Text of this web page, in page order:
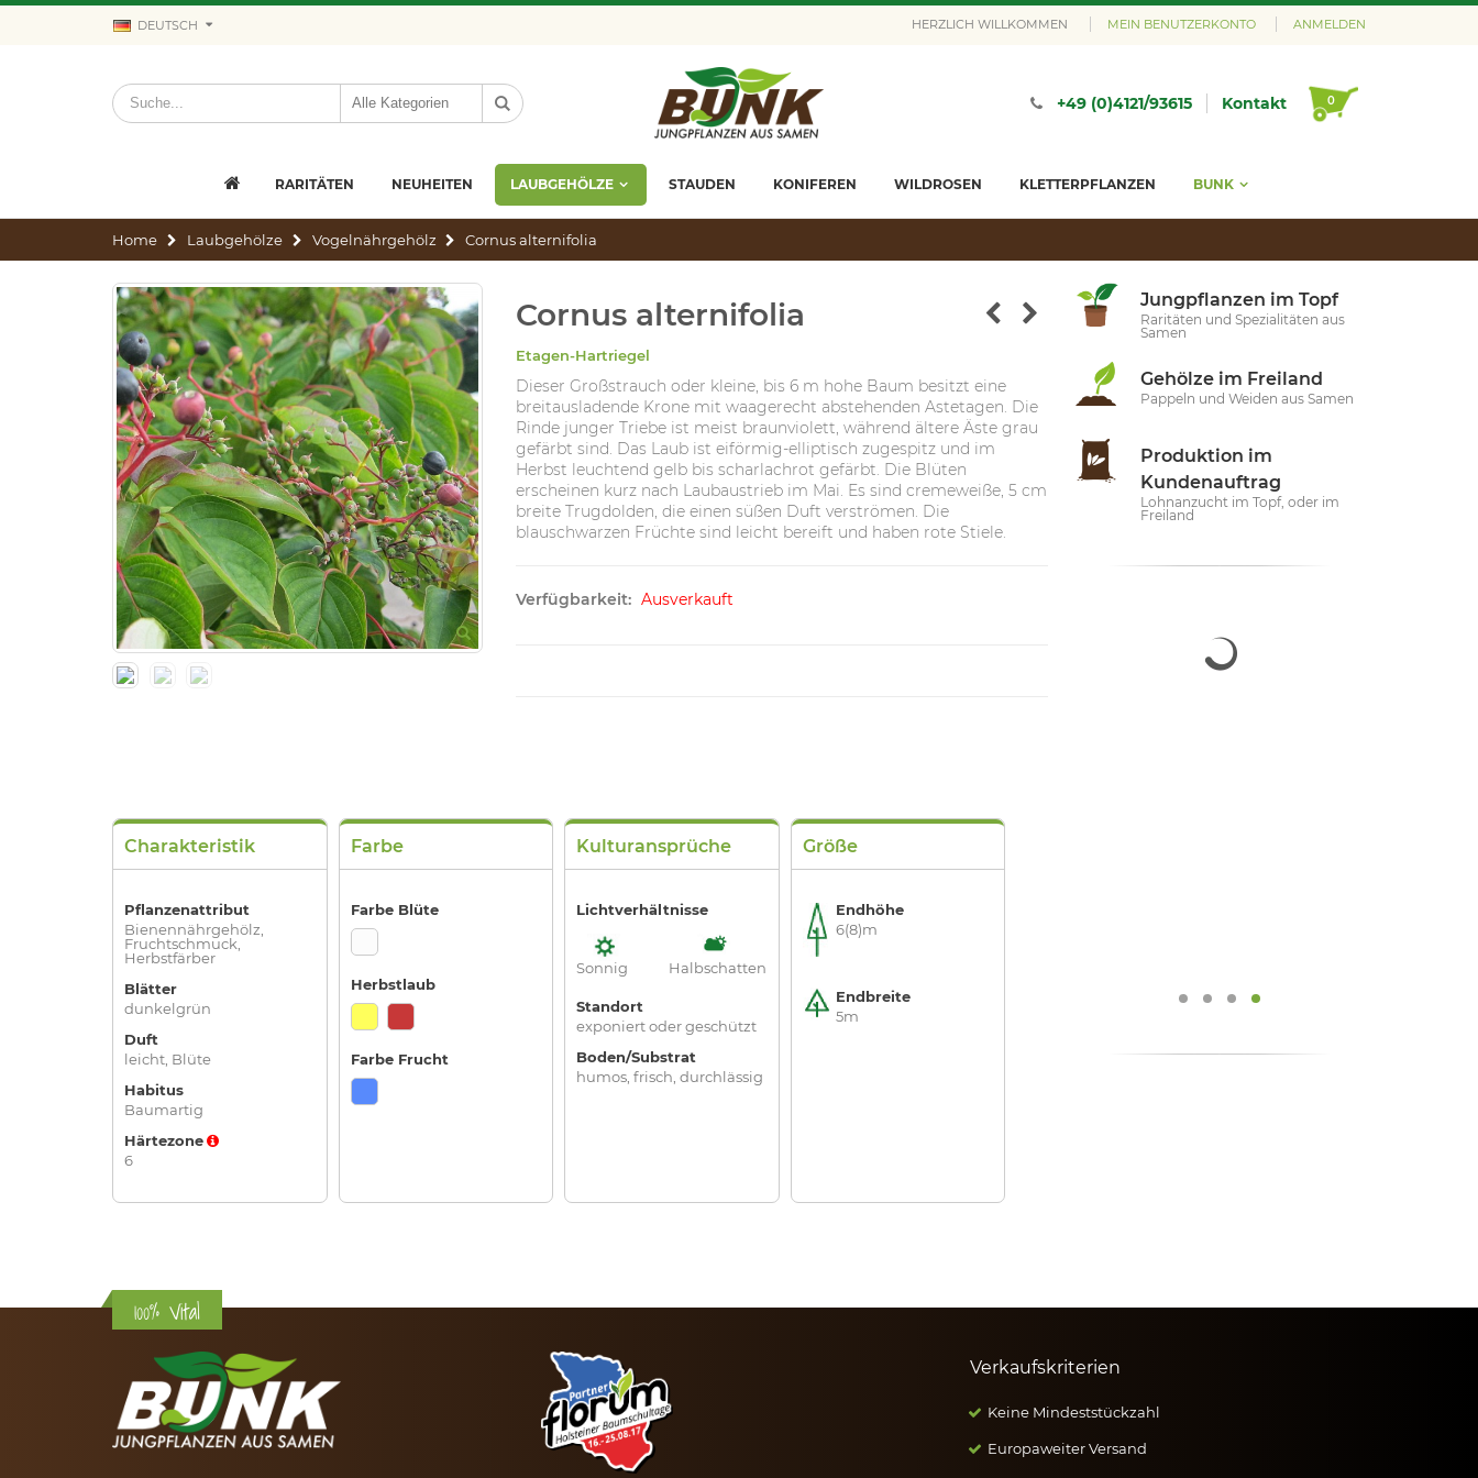
DEUTSCH MEIN BENUTZERKONTO ANMELDEN
HERZLICH WILLKOMMEN
+49 (0)4121/93615 Kontakt 0
RARITÄTEN NEUHEITEN LAUBGEHÖLZE STAUDEN KONIFEREN WILDROSEN KLETTERPFLANZEN BUNK
Home Laubgehölze Vogelnährgehölz Cornus alternifolia
Cornus alternifolia
Etagen-Hartriegel
Dieser Großstrauch oder kleine, bis 6 m hohe Baum besitzt eine
breitausladende Krone mit waagerecht abstehenden Astetagen. Die
Rinde junger Triebe ist meist braunviolett, während ältere Äste grau
gefärbt sind. Das Laub ist eiförmig-elliptisch zugespitz und im
Herbst leuchtend gelb bis scharlachrot gefärbt. Die Blüten
erscheinen kurz nach Laubaustrieb im Mai. Es sind cremeweiße, 5 cm
breite Trugdolden, die einen süßen Duft verströmen. Die
blauschwarzen Früchte sind leicht bereift und haben rote Stiele.
Verfügbarkeit: Ausverkauft
Charakteristik
Pflanzenattribut
Bienennährgehölz,
Fruchtschmuck,
Herbstfärber
Blätter
dunkelgrün
Duft
leicht, Blüte
Habitus
Baumartig
Härtezone
6
Farbe
Farbe Blüte
Herbstlaub
Farbe Frucht
Kulturansprüche
Lichtverhältnisse
Sonnig Halbschatten
Standort
exponiert oder geschützt
Boden/Substrat
humos, frisch, durchlässig
Größe
Endhöhe
6(8)m
Endbreite
5m
Jungpflanzen im Topf
Raritäten und Spezialitäten aus
Samen
Gehölze im Freiland
Pappeln und Weiden aus Samen
Produktion im
Kundenauftrag
Lohnanzucht im Topf, oder im
Freiland
100% Vital
Verkaufskriterien
Keine Mindeststückzahl
Europaweiter Versand